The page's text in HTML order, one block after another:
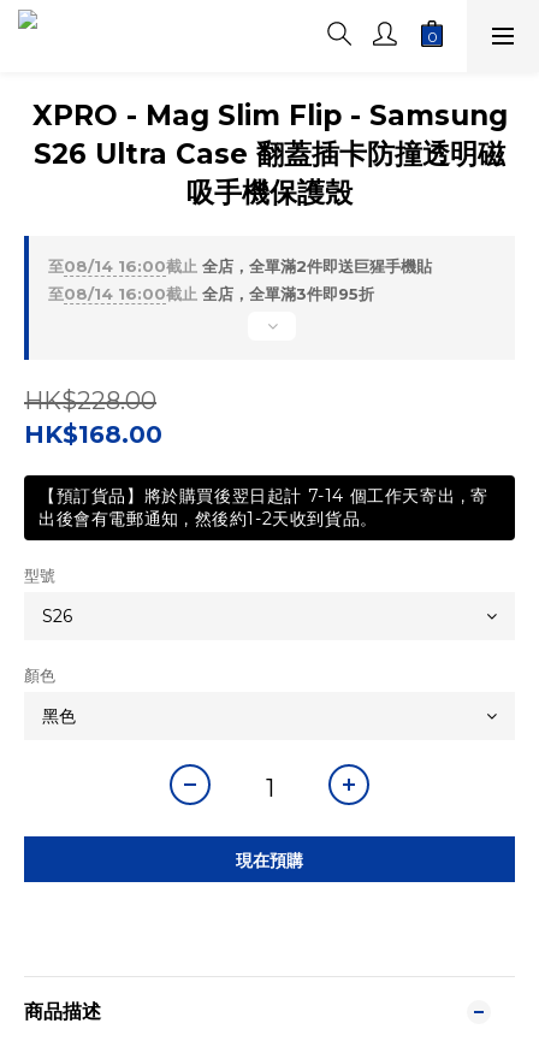
XPRO - Mag Slim Flip - Samsung
S26 Ultra Case 翻蓋插卡防撞透明磁
吸手機保護殼
至08/14 16:00截止 全店，全單滿2件即送巨猩手機貼
至08/14 16:00截止 全店，全單滿3件即95折
HK$228.00
HK$168.00
【預訂貨品】將於購買後翌日起計 7-14 個工作天寄出 , 寄
出後會有電郵通知 , 然後約1-2天收到貨品。
型號
顏色
現在預購
商品描述